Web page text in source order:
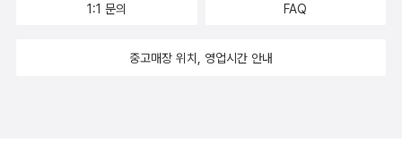
이었다. 그의 불행은 이처럼 사소한 순간으로 다시 돌아갈 수 없
절망이 그를 짓눌렀다. - 171- 그는 방역복을 애지중지했다. 방역
1:1 문의 FAQ
중고매장 위치, 영업시간 안내